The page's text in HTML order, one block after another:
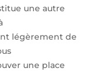
une autre
légèrement de
une place